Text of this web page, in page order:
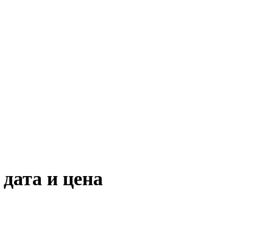
и цена